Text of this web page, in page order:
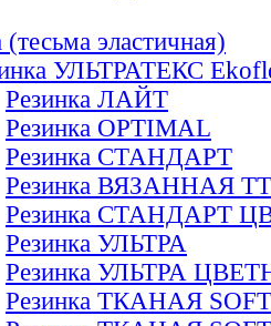
(тесьма эластичная)
УЛЬТРАТЕКС
Резинка ЛАЙТ
Резинка OPTIMAL
Резинка СТАНДАРТ
Резинка ВЯЗАННАЯ ТТ
Резинка СТАНДАРТ
Резинка УЛЬТРА
Резинка УЛЬТРА
Резинка ТКАНАЯ SOFT